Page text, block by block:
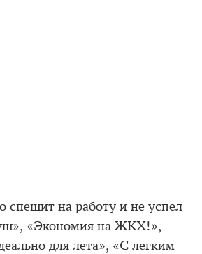
спешит на работу и не успел
«Экономия на ЖКХ!»,
для лета», «С легким